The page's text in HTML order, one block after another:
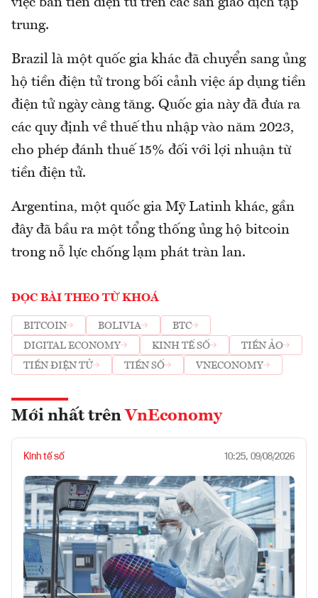
việc bán tiền điện tử trên các sàn giao dịch tập
trung.
Brazil là một quốc gia khác đã chuyển sang ủng
hộ tiền điện tử trong bối cảnh việc áp dụng tiền
điện tử ngày càng tăng. Quốc gia này đã đưa ra
các quy định về thuế thu nhập vào năm 2023,
cho phép đánh thuế 15% đối với lợi nhuận từ
tiền điện tử.
Argentina, một quốc gia Mỹ Latinh khác, gần
đây đã bầu ra một tổng thống ủng hộ bitcoin
trong nỗ lực chống lạm phát tràn lan.
ĐỌC BÀI THEO TỪ KHOÁ
BITCOIN BOLIVIA
BTC
DIGITAL ECONOMY
KINH TẾ SỐ
TIỀN ẢO
TIỀN ĐIỆN TỬ
TIỀN SỐ VNECONOMY
Mới nhất trên VnEconomy
Kinh tế số 10:25, 09/08/2026